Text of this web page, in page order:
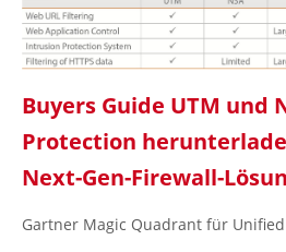
Buyers Guide UTM und
Protection
Next-Gen-Firewall-
Gartner Magic Quadrant für